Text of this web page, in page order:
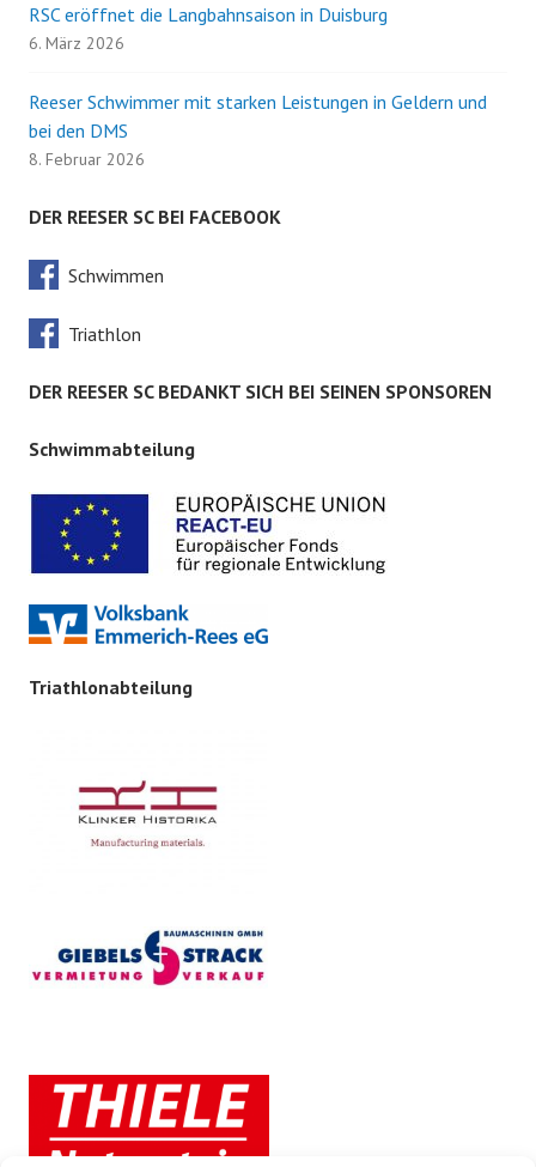
RSC eröffnet die Langbahnsaison in Duisburg
6. März 2026
Reeser Schwimmer mit starken Leistungen in Geldern und
bei den DMS
8. Februar 2026
DER REESER SC BEI FACEBOOK
Schwimmen
Triathlon
DER REESER SC BEDANKT SICH BEI SEINEN SPONSOREN
Schwimmabteilung
Triathlonabteilung